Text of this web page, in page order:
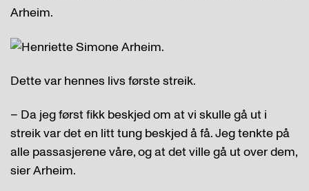
Arheim.
Dette var hennes livs første streik.
– Da jeg først fikk beskjed om at vi skulle gå ut i
streik var det en litt tung beskjed å få. Jeg tenkte på
alle passasjerene våre, og at det ville gå ut over dem,
sier Arheim.